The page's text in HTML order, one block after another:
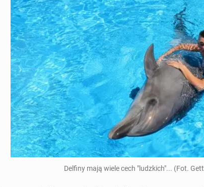
Delfiny mają wiele cech "ludz­kich"... (Fot.